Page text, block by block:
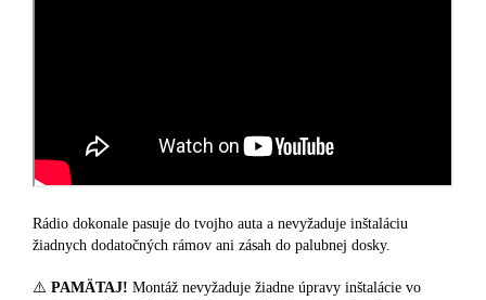
Rádio dokonale pasuje do tvojho auta a nevyžaduje inštaláciu
žiadnych dodatočných rámov ani zásah do palubnej dosky.
⚠️ PAMÄTAJ! Montáž nevyžaduje žiadne úpravy inštalácie vo